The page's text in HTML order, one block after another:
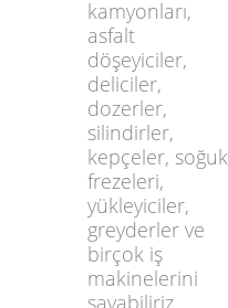
kamyonları,
asfalt
döşeyiciler,
deliciler,
dozerler,
silindirler,
kepçeler, soğuk
frezeleri,
yükleyiciler,
greyderler ve
birçok iş
makinelerini
sayabiliriz.